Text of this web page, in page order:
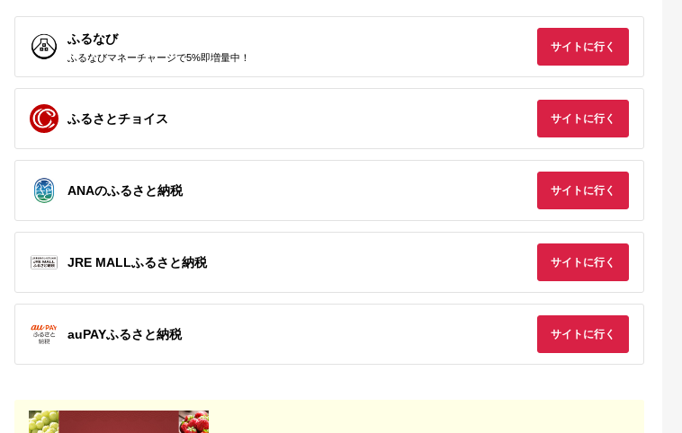
富山県 高岡市
【ふるさと納税】ギフ
トガイドTAKAOKA
物 プレゼント 高岡 特
産品 地域のお礼の品
寄付金額:17,000円
岐阜県 高山市
極めたくつろぎの空間
券「15,000円分」 株
式会社エプラスフーズ
寄付金額:56,000円
広島県 三原市
（瀬戸内海を一望でき
る開放的な空間で、厳
寄付金額:8,000円
茨城県 守谷市
WEDGE S スタンダ
ード/46，48，50，
マイズ【チケット・ス
寄付金額:150,000円
出典：楽天ふるさと納
岡山県 和気町
10 お墓掃除・管理
5.0
寄付金額:15,000円
出典：楽天ふるさと
愛知県 扶桑町
ジュ利用券 15,000
円分 【 扶桑町 】
寄付金額:50,000
ふるなび
ふるなびマネーチャージで5%即増量中！
サイトに行く
ふるさとチョイス サイトに行く
ANAのふるさと納税 サイトに行く
JRE MALLふるさと納税 サイトに行く
auPAYふるさと納税 サイトに行く